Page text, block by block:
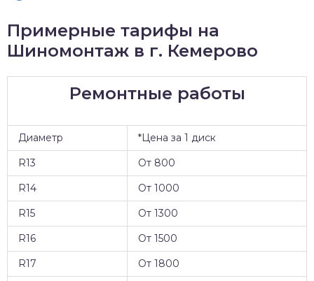
Примерные тарифы на
Шиномонтаж в г. Кемерово
Ремонтные работы
Диаметр
*Цена за 1 диск
R13
От 800
R14
От 1000
R15
От 1300
R16
От 1500
R17
От 1800